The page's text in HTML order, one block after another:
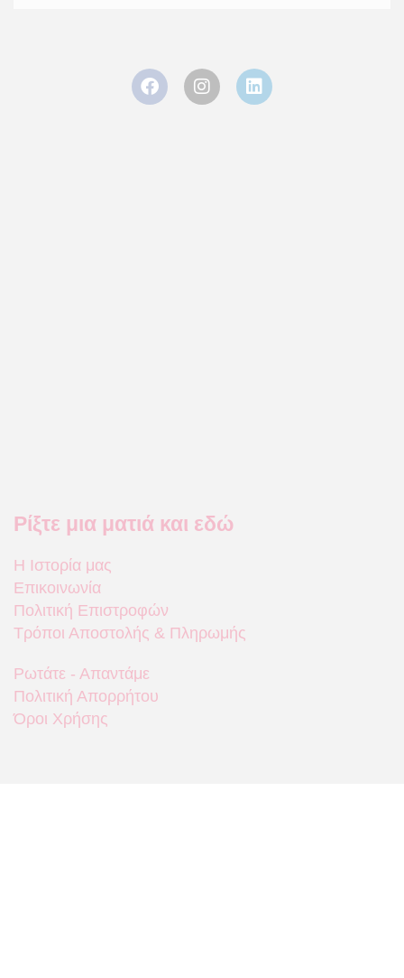
Ρίξτε μια ματιά και εδώ
Η Ιστορία μας
Επικοινωνία
Πολιτική Επιστροφών
Τρόποι Αποστολής & Πληρωμής
Ρωτάτε - Απαντάμε
Πολιτική Απορρήτου
Όροι Χρήσης